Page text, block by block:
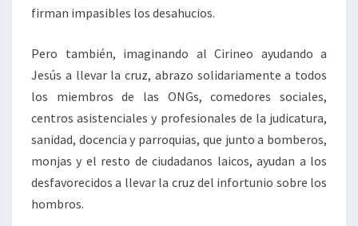
firman impasibles los desahucios.
Pero también, imaginando al Cirineo ayudando a
Jesús a llevar la cruz, abrazo solidariamente a todos
los miembros de las ONGs, comedores sociales,
centros asistenciales y profesionales de la judicatura,
sanidad, docencia y parroquias, que junto a bomberos,
monjas y el resto de ciudadanos laicos, ayudan a los
desfavorecidos a llevar la cruz del infortunio sobre los
hombros.